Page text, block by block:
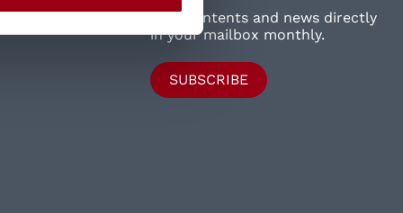
New contents and news directly
in your mailbox monthly.
SUBSCRIBE